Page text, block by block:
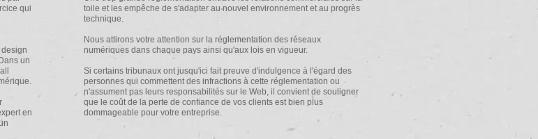
qui
un
en
toile et les empêche de s'adapter au nouvel environnement et au progrès
technique.
Nous attirons votre attention sur la réglementation des réseaux
numériques dans chaque pays ainsi qu'aux lois en vigueur.
Si certains tribunaux ont jusqu'ici fait preuve d'indulgence à l'égard des
personnes qui commettent des infractions à cette réglementation ou
n'assument pas leurs responsabilités sur le Web, il convient de souligner
que le coût de la perte de confiance de vos clients est bien plus
dommageable pour votre entreprise.